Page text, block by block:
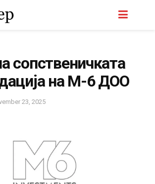
сопственичката
на М-6 ДОО
23, 2025